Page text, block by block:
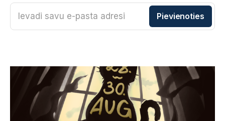
Ievadi savu e-pasta adresi Pievienoties